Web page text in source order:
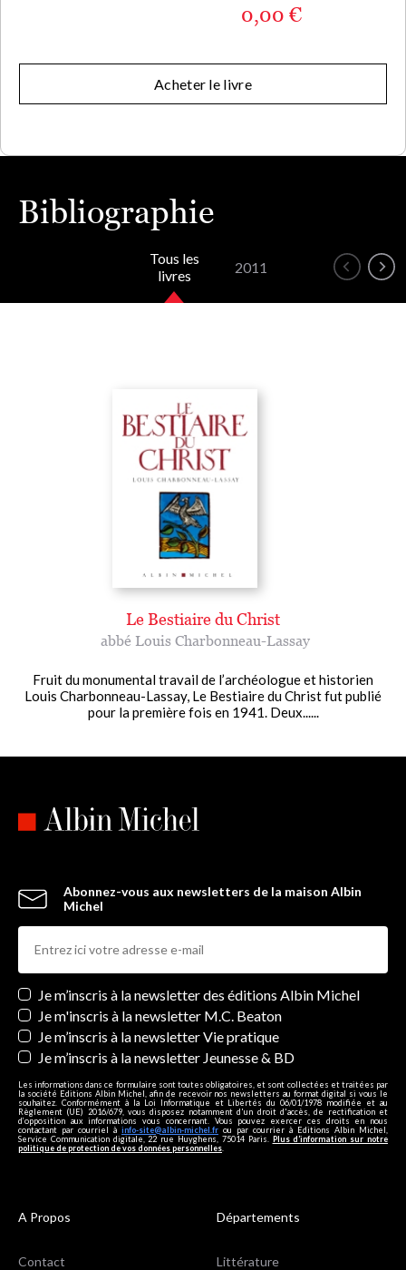
0,00 €
Acheter le livre
Bibliographie
Tous les
livres
2011
Le Bestiaire du Christ
abbé Louis Charbonneau-Lassay
Fruit du monumental travail de l’archéologue et historien
Louis Charbonneau-Lassay, Le Bestiaire du Christ fut publié
pour la première fois en 1941. Deux......
Abonnez-vous aux newsletters de la maison Albin
Michel
Newsletters
Je m’inscris à la newsletter des éditions Albin Michel
Je m'inscris à la newsletter M.C. Beaton
Je m’inscris à la newsletter Vie pratique
Je m’inscris à la newsletter Jeunesse & BD
Les informations dans ce formulaire sont toutes obligatoires, et sont collectées et traitées par
la société Editions Albin Michel, afin de recevoir nos newsletters au format digital si vous le
souhaitez. Conformément à la Loi Informatique et Libertés du 06/01/1978 modifiée et au
Règlement (UE) 2016/679, vous disposez notamment d'un droit d'accès, de rectification et
d’opposition aux informations vous concernant. Vous pouvez exercer ces droits en nous
contactant par courriel à info-site@albin-michel.fr ou par courrier à Editions Albin Michel,
Service Communication digitale, 22 rue Huyghens, 75014 Paris. Plus d’information sur notre
politique de protection de vos données personnelles
A Propos
Contact
Départements
Littérature